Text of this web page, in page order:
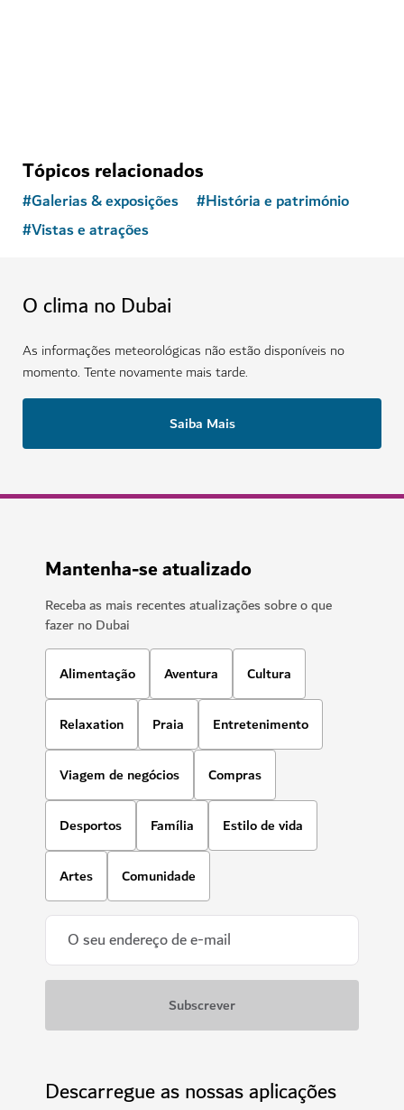
Tópicos relacionados
#Galerias & exposições #História e património
#Vistas e atrações
O clima no Dubai
As informações meteorológicas não estão disponíveis no
momento. Tente novamente mais tarde.
Saiba Mais
Mantenha-se atualizado
Receba as mais recentes atualizações sobre o que
fazer no Dubai
Alimentação Aventura Cultura
Relaxation Praia Entretenimento
Viagem de negócios Compras
Desportos Família Estilo de vida
Artes Comunidade
Descarregue as nossas aplicações